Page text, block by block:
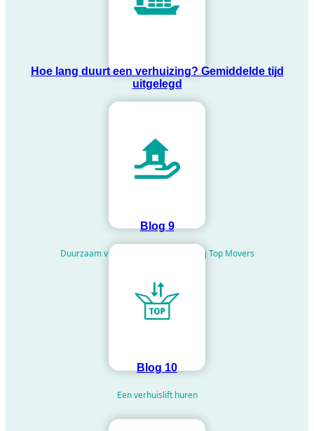
Hoe lang duurt een verhuizing? Gemiddelde tijd
uitgelegd
Internationaal verhuizen
Blog 9
Duurzaam verhuismateriaal huren bij Top Movers
Blog 10
Een verhuislift huren